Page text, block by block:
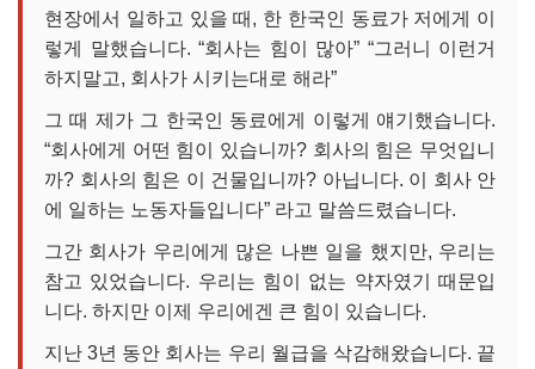
현장에서 일하고 있을 때, 한 한국인 동료가 저에게 이
렇게 말했습니다. “회사는 힘이 많아” “그러니 이런거
하지말고, 회사가 시키는대로 해라”
그 때 제가 그 한국인 동료에게 이렇게 얘기했습니다.
“회사에게 어떤 힘이 있습니까? 회사의 힘은 무엇입니
까? 회사의 힘은 이 건물입니까? 아닙니다. 이 회사 안
에 일하는 노동자들입니다” 라고 말씀드렸습니다.
그간 회사가 우리에게 많은 나쁜 일을 했지만, 우리는
참고 있었습니다. 우리는 힘이 없는 약자였기 때문입
니다. 하지만 이제 우리에겐 큰 힘이 있습니다.
지난 3년 동안 회사는 우리 월급을 삭감해왔습니다. 끝